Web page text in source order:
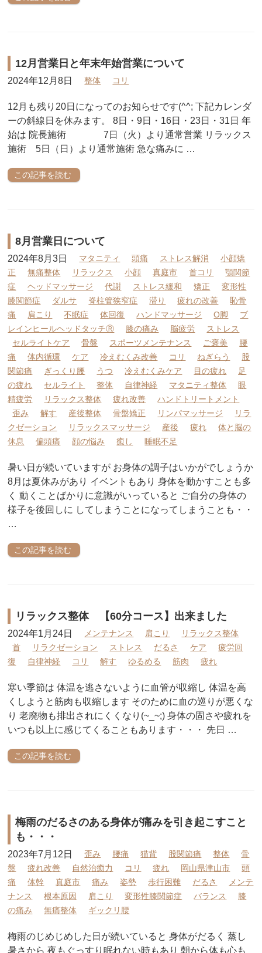
12月営業日と年末年始営業について
2024年12月8日 整体 コリ
12月も残り20日になってのお知らせです(^^; 下記カレンダ
ーの斜線日を休みます。 8日・9日・16日・23日・31日 年
始は 院長施術 7日（火）より通常営業 リラックス
施術 5日（日）より通常施術 急な痛みに …
この記事を読む
8月営業日について
2024年8月3日 マタニティ 頭痛 ストレス解消
小顔矯
正
無痛整体 リラックス 小顔 真庭市 首コリ
顎関節
症
ヘッドマッサージ 代謝 ストレス緩和 矯正
変形性
膝関節症
ダルサ 脊柱管狭窄症 滞り 疲れの改善
恥骨
痛
肩こり 不眠症 体回復 ハンドマッサージ O脚
ブ
レインヒールヘッドタッチⓇ
膝の痛み 脳疲労
ストレス
セルライトケア
骨盤 スポーツメンテナンス ご褒美
腰
痛
体内循環 ケア 冷えむくみ改善 コリ ねぎらう
股
関節痛
ぎっくり腰 うつ 冷えむくみケア 目の疲れ
足
の疲れ
セルライト 整体 自律神経 マタニティ整体
眼
精疲労
リラックス整体 疲れ改善
ハンドトリートメント
歪み
解す 産後整体 骨盤矯正 リンパマッサージ
リラ
クゼーション
リラックスマッサージ 産後 疲れ
体と脳の
休息
偏頭痛 顔の悩み 癒し 睡眠不足
暑い日が続いていますが お身体の調子はいかがでしょうか
8月は夏休みがあり イベントもあり 身体を動かすことも多
く 動くことばかりに意識がいっていると ご自分の身体の
様子を後回しに してしまうことになってしまうことも・・
…
この記事を読む
リラックス整体 【60分コース】出来ました
2024年1月24日 メンテナンス 肩こり
リラックス整体
首
リラクゼーション ストレス だるさ ケア
疲労回
復
自律神経 コリ 解す ゆるめる 筋肉 疲れ
寒い季節は 体温を逃さないように血管が収縮し 体温を高
くしようと筋肉も収縮します そのために血の巡りが悪くな
り 老廃物も排出されにくくなり(~_~;) 身体の固さや疲れを
いつも以上に感じてくることもあります・・・ 先日 …
この記事を読む
梅雨のだるさのある身体が痛みを引き起こすこと
も・・・
2023年7月12日 歪み 腰痛 猫背 股関節痛 整体
骨
盤
疲れ改善 自然治癒力 コリ 疲れ 岡山県津山市
頭
痛
体幹 真庭市 痛み 姿勢 歩行困難 だるさ
メンテ
ナンス
根本原因 肩こり 変形性膝関節症 バランス
膝
の痛み
無痛整体 ギックリ腰
梅雨のじめじめした日が続いていると 身体がだるく 蒸し
暑さから 夜もぐっすり眠れない時もあり 朝から体も心も